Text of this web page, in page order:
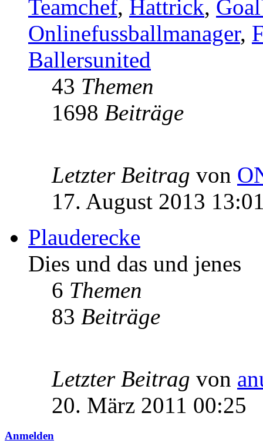
Teamchef, Hattrick,
Onlinefussballmanager,
Ballersunited
43 Themen
1698 Beiträge
Letzter Beitrag von
17. August 2013
Plauderecke
Dies und das und jenes
6 Themen
83 Beiträge
Letzter Beitrag von
20. März 2011 00:25
Anmelden